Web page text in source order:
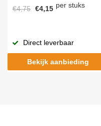
€4,75 €4,15 per stuks
Direct leverbaar
Bekijk aanbieding